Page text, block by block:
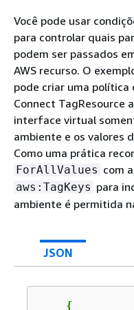
Você pode usar
para controlar quais
podem ser passados
AWS recurso. O
pode criar uma
Connect TagResource
interface virtual
ambiente e os valores
Como uma prática
ForAllValues com
aws:TagKeys para
ambiente é permitida
JSON
{